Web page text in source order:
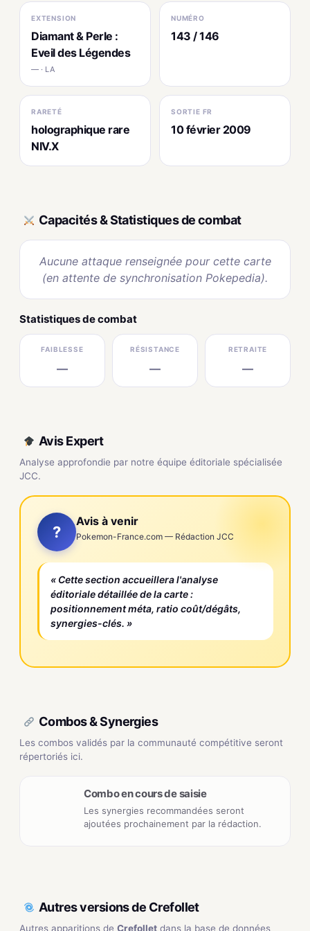
EXTENSION
Diamant & Perle :
Eveil des Légendes
— · LA
NUMÉRO
143 / 146
RARETÉ
holographique rare
NIV.X
SORTIE FR
10 février 2009
Capacités & Statistiques de combat
Aucune attaque renseignée pour cette carte
(en attente de synchronisation Pokepedia).
Statistiques de combat
FAIBLESSE
—
RÉSISTANCE
—
RETRAITE
—
Avis Expert
Analyse approfondie par notre équipe éditoriale spécialisée
JCC.
?
Avis à venir
Pokemon-France.com — Rédaction JCC
« Cette section accueillera l'analyse
éditoriale détaillée de la carte :
positionnement méta, ratio coût/dégâts,
synergies-clés. »
Combos & Synergies
Les combos validés par la communauté compétitive seront
répertoriés ici.
Combo en cours de saisie
Les synergies recommandées seront
ajoutées prochainement par la rédaction.
Autres versions de Crefollet
Autres apparitions de Crefollet dans la base de données